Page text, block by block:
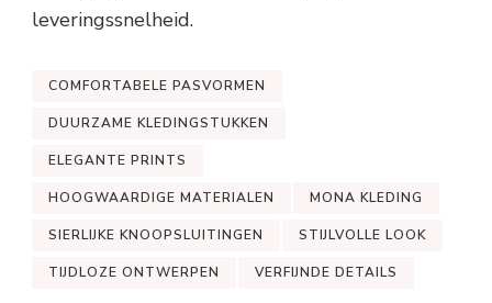
leveringssnelheid.
COMFORTABELE PASVORMEN
DUURZAME KLEDINGSTUKKEN
ELEGANTE PRINTS
HOOGWAARDIGE MATERIALEN MONA KLEDING
SIERLIJKE KNOOPSLUITINGEN STIJLVOLLE LOOK
TIJDLOZE ONTWERPEN VERFIJNDE DETAILS